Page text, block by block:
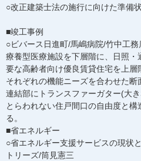
○改正建築士法の施行に向けた準備
■竣工事例
○ビバース日進町/馬嶋病院/竹中工
療養型医療施設を下層階に、日照
要な高齢者向け優良賃貸住宅を上層
それぞれの機能ニーズを合わせた
連結部にトランスファーガター(大
とらわれない住戸間口の自由度と
る。
■省エネルギー
○省エネルギー支援サービスの現状
トリーズ/筒見憲三